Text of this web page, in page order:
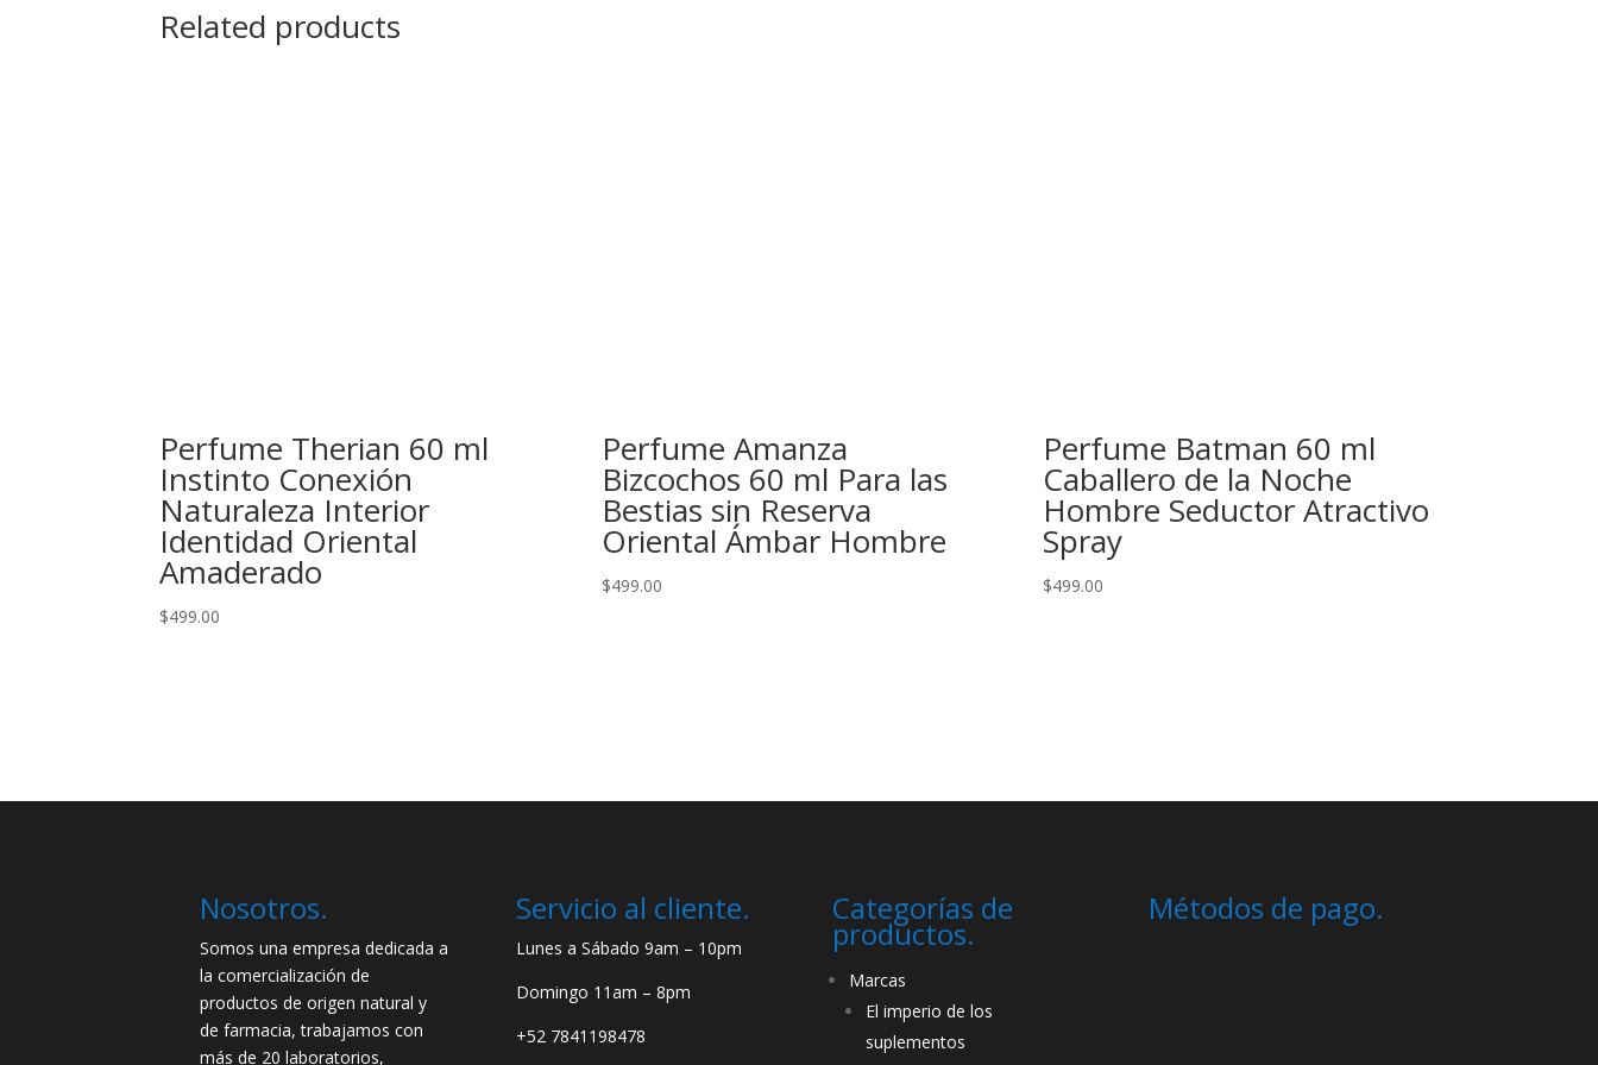
Related products
Perfume Therian 60 ml
Instinto Conexión
Naturaleza Interior
Identidad Oriental
Amaderado
$499.00
Perfume Amanza
Bizcochos 60 ml Para las
Bestias sin Reserva
Oriental Ámbar Hombre
$499.00
Perfume Batman 60 ml
Caballero de la Noche
Hombre Seductor Atractivo
Spray
$499.00
Nosotros.
Somos una empresa dedicada a
la comercialización de
productos de origen natural y
de farmacia, trabajamos con
más de 20 laboratorios,
Servicio al cliente.
Lunes a Sábado 9am – 10pm
Domingo 11am – 8pm
+52 7841198478
Categorías de
productos.
Marcas
El imperio de los
suplementos
Métodos de pago.